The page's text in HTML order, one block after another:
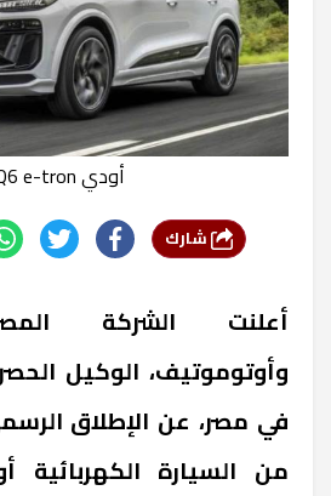
أودي Q6 e-tron
أعلنت الشركة
وأوتوموتيف، الوكيل